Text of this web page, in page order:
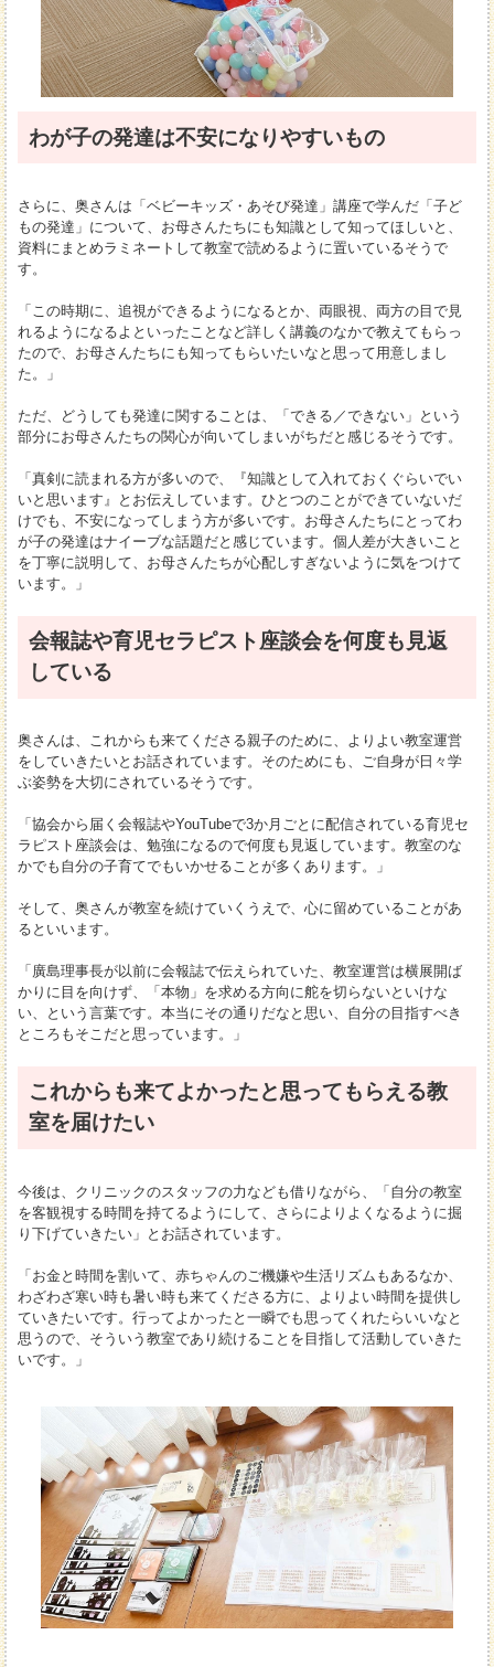
わが子の発達は不安になりやすいもの
さらに、奥さんは「ベビーキッズ・あそび発達」講座で学んだ「子ど
もの発達」について、お母さんたちにも知識として知ってほしいと、
資料にまとめラミネートして教室で読めるように置いているそうで
す。
「この時期に、追視ができるようになるとか、両眼視、両方の目で見
れるようになるよといったことなど詳しく講義のなかで教えてもらっ
たので、お母さんたちにも知ってもらいたいなと思って用意しまし
た。」
ただ、どうしても発達に関することは、「できる／できない」という
部分にお母さんたちの関心が向いてしまいがちだと感じるそうです。
「真剣に読まれる方が多いので、『知識として入れておくぐらいでい
いと思います』とお伝えしています。ひとつのことができていないだ
けでも、不安になってしまう方が多いです。お母さんたちにとってわ
が子の発達はナイーブな話題だと感じています。個人差が大きいこと
を丁寧に説明して、お母さんたちが心配しすぎないように気をつけて
います。」
会報誌や育児セラピスト座談会を何度も見返
している
奥さんは、これからも来てくださる親子のために、よりよい教室運営
をしていきたいとお話されています。そのためにも、ご自身が日々学
ぶ姿勢を大切にされているそうです。
「協会から届く会報誌やYouTubeで3か月ごとに配信されている育児セ
ラピスト座談会は、勉強になるので何度も見返しています。教室のな
かでも自分の子育てでもいかせることが多くあります。」
そして、奥さんが教室を続けていくうえで、心に留めていることがあ
るといいます。
「廣島理事長が以前に会報誌で伝えられていた、教室運営は横展開ば
かりに目を向けず、「本物」を求める方向に舵を切らないといけな
い、という言葉です。本当にその通りだなと思い、自分の目指すべき
ところもそこだと思っています。」
これからも来てよかったと思ってもらえる教
室を届けたい
今後は、クリニックのスタッフの力なども借りながら、「自分の教室
を客観視する時間を持てるようにして、さらによりよくなるように掘
り下げていきたい」とお話されています。
「お金と時間を割いて、赤ちゃんのご機嫌や生活リズムもあるなか、
わざわざ寒い時も暑い時も来てくださる方に、よりよい時間を提供し
ていきたいです。行ってよかったと一瞬でも思ってくれたらいいなと
思うので、そういう教室であり続けることを目指して活動していきた
いです。」